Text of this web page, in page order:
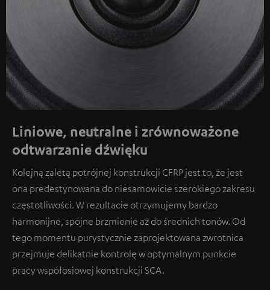
Liniowe, neutralne i zrównoważone
odtwarzanie dźwięku
Kolejną zaletą potrójnej konstrukcji CFRP jest to, że jest
ona predestynowana do niesamowicie szerokiego zakresu
częstotliwości. W rezultacie otrzymujemy bardzo
harmonijne, spójne brzmienie aż do średnich tonów. Od
tego momentu purystycznie zaprojektowana zwrotnica
przejmuje delikatnie kontrolę w optymalnym punkcie
pracy współosiowej konstrukcji SCA.